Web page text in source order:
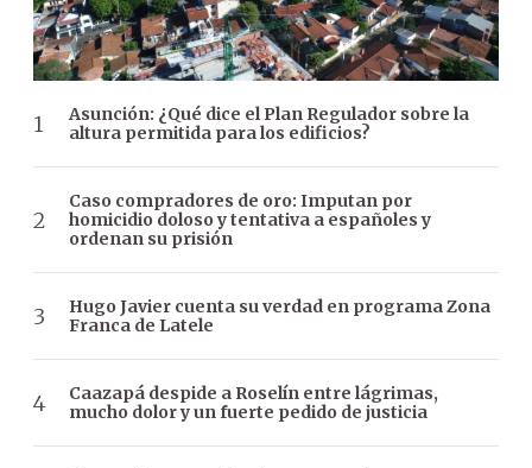
Asunción: ¿Qué dice el Plan Regulador sobre la
altura permitida para los edificios?
Caso compradores de oro: Imputan por
homicidio doloso y tentativa a españoles y
ordenan su prisión
Hugo Javier cuenta su verdad en programa Zona
Franca de Latele
Caazapá despide a Roselín entre lágrimas,
mucho dolor y un fuerte pedido de justicia